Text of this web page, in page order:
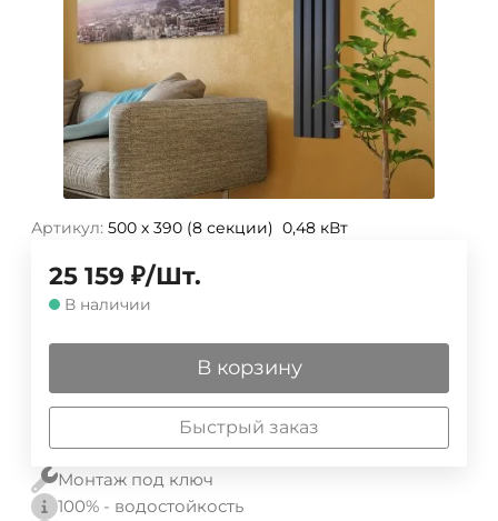
Артикул: 500 х 390 (8 секции) 0,48 кВт
25 159 ₽/Шт.
В наличии
В корзину
Быстрый заказ
Монтаж под ключ
100% - водостойкость